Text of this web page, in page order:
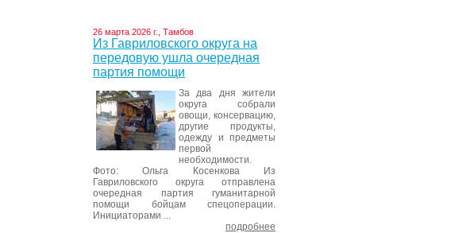
26 марта 2026 г., Тамбов
Из Гавриловского округа на
передовую ушла очередная
партия помощи
За два дня жители
округа собрали
овощи, консервацию,
другие продукты,
одежду и предметы
первой
необходимости.
Фото: Ольга Косенкова Из
Гавриловского округа отправлена
очередная партия гуманитарной
помощи бойцам спецоперации.
Инициаторами ...
подробнее